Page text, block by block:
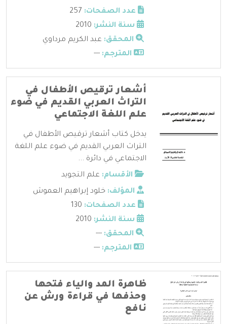
عدد الصفحات:
سنة النشر:
المحقق: عبد الكريم مرداوي
المترجم: ---
أشعار ترقيص الأطفال في
التراث العربي القديم في ضوء
علم اللغة الاجتماعي
يدخل كتاب أشعار ترقيص الأطفال في
التراث العربي القديم في ضوء علم اللغة
الاجتماعي في دائرة ...
الأقسام: علم التجويد
المؤلف: خلود إبراهيم العموش
عدد الصفحات:
سنة النشر:
المحقق: ---
المترجم: ---
ظاهرة المد والياء فتحها
وحذفها في قراءة ورش عن
نافع